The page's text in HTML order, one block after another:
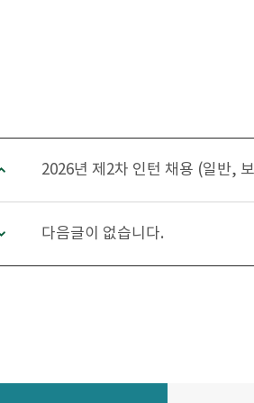
2026년 제2차 인턴 채용 (일반,
다음글이 없습니다.